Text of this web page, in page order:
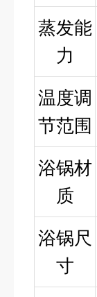
蒸发能
力
温度调
节范围
浴锅材
质
浴锅尺
寸